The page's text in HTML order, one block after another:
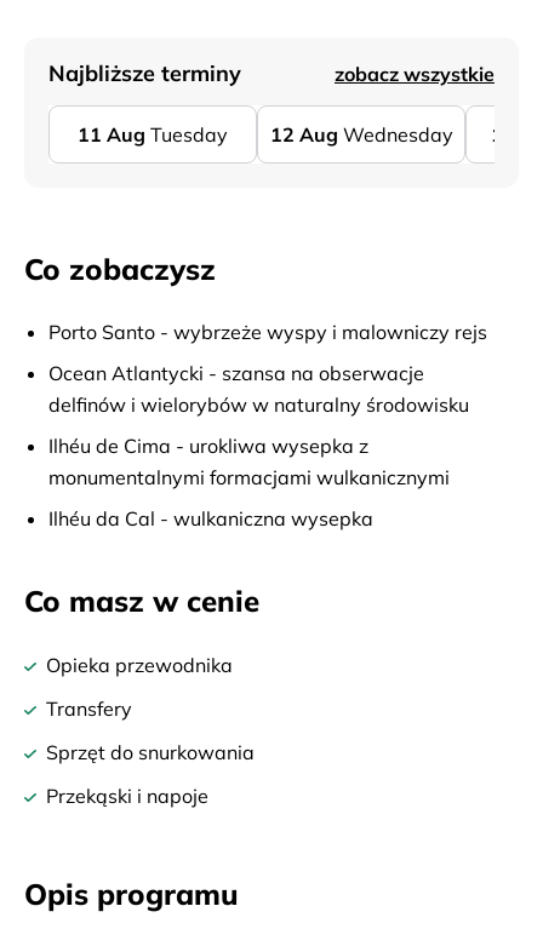
Najbliższe terminy zobacz wszystkie
11 Aug Tuesday 12 Aug Wednesday 13
Co zobaczysz
Porto Santo - wybrzeże wyspy i malowniczy rejs
Ocean Atlantycki - szansa na obserwacje
delfinów i wielorybów w naturalny środowisku
Ilhéu de Cima - urokliwa wysepka z
monumentalnymi formacjami wulkanicznymi
Ilhéu da Cal - wulkaniczna wysepka
Co masz w cenie
Opieka przewodnika
Transfery
Sprzęt do snurkowania
Przekąski i napoje
Opis programu